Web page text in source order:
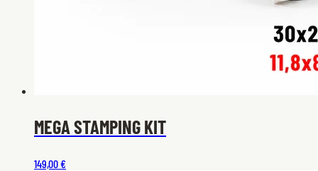
MEGA STAMPING KIT
149,00 €